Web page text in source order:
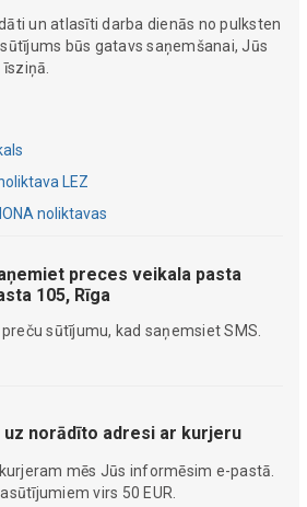
un atlasīti darba dienās no pulksten
būs gatavs saņemšanai, Jūs
LEZ
noliktavas
preces veikala pasta
105, Rīga
sūtījumu, kad saņemsiet SMS.
uz norādīto adresi ar kurjeru
mēs Jūs informēsim e-pastā.
virs 50 EUR.